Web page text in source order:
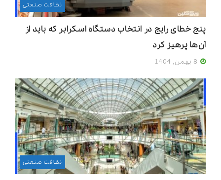
نظافت صنعتی
پنج خطای رایج در انتخاب دستگاه اسکرابر که باید از
آن‌ها پرهیز کرد
نظافت صنعتی